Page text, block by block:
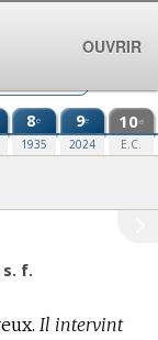
8e
1935
9e
2024
10e
E.C.
s. f.
Il intervint
OUVRIR